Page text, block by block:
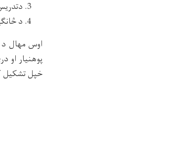
د
پوهنیار او
خپل تشکیل